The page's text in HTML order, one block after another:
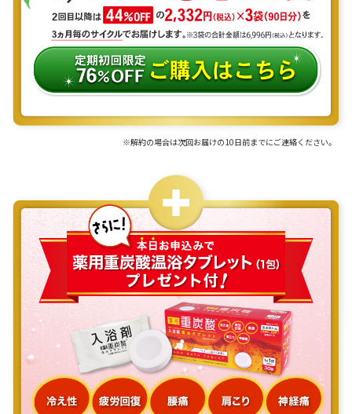
※解約の場合は次回お届けの10日前までにご連絡ください。